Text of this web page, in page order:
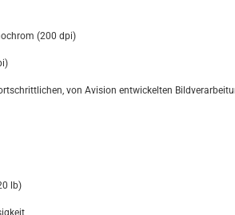
(200 dpi)
von Avision entwickelten
lb)